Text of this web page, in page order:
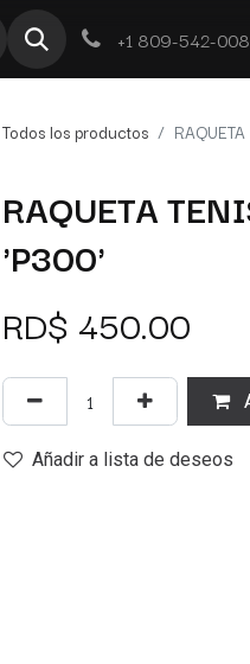
Deportiva Contacto
+1 809-542-
Todos los productos
RAQUETA
'P300'
RD$ 450.00
Añadir a lista de deseos